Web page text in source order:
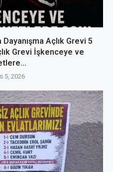
Açlık Grevi 5
Grevi İşkenceye ve
5, 2026